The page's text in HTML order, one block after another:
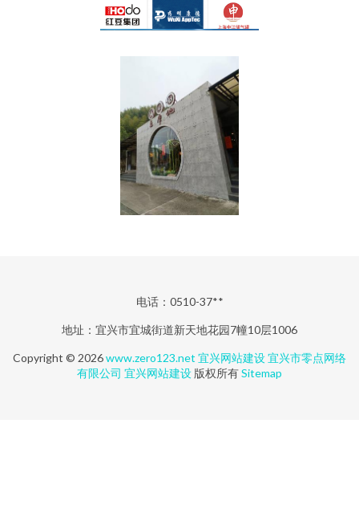
电话：0510-37**
地址：宜兴市宜城街道新天地花园7幢10层1006
Copyright © 2026www.zero123.net 宜兴网站建设宜兴市零点网络
有限公司 宜兴网站建设 版权所有Sitemap